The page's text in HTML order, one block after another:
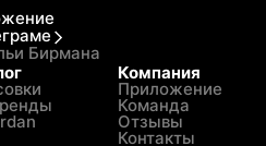
Бирмана
Компания
Приложение
Команда
Отзывы
Контакты